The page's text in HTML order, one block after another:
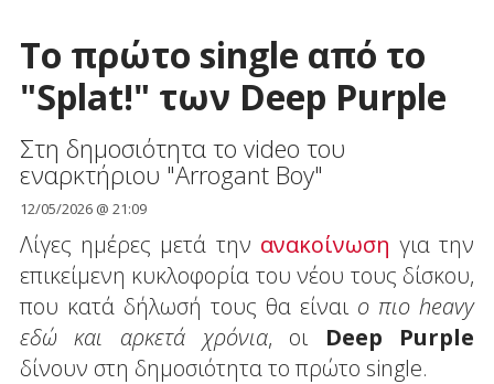
Το πρώτο single από το
"Splat!" των Deep Purple
Στη δημοσιότητα το video του
εναρκτήριου "Arrogant Boy"
12/05/2026 @ 21:09
Λίγες ημέρες μετά την ανακοίνωση για την
επικείμενη κυκλοφορία του νέου τους δίσκου,
που κατά δήλωσή τους θα είναι ο πιο heavy
εδώ και αρκετά χρόνια, οι Deep Purple
δίνουν στη δημοσιότητα το πρώτο single.